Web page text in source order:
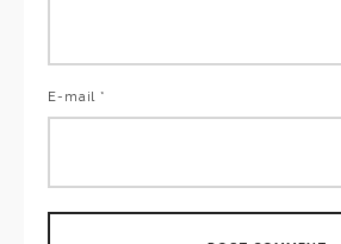
E-mail *